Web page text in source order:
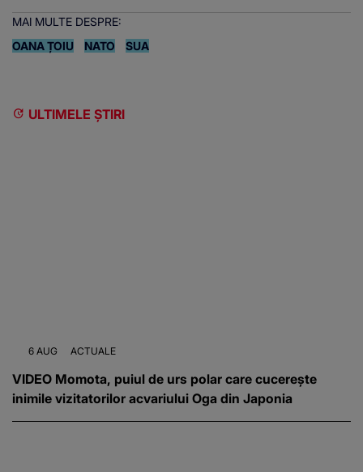
MAI MULTE DESPRE:
OANA ȚOIU
NATO SUA
ULTIMELE ȘTIRI
6 AUG ACTUALE
VIDEO Momota, puiul de urs polar care cucerește
inimile vizitatorilor acvariului Oga din Japonia